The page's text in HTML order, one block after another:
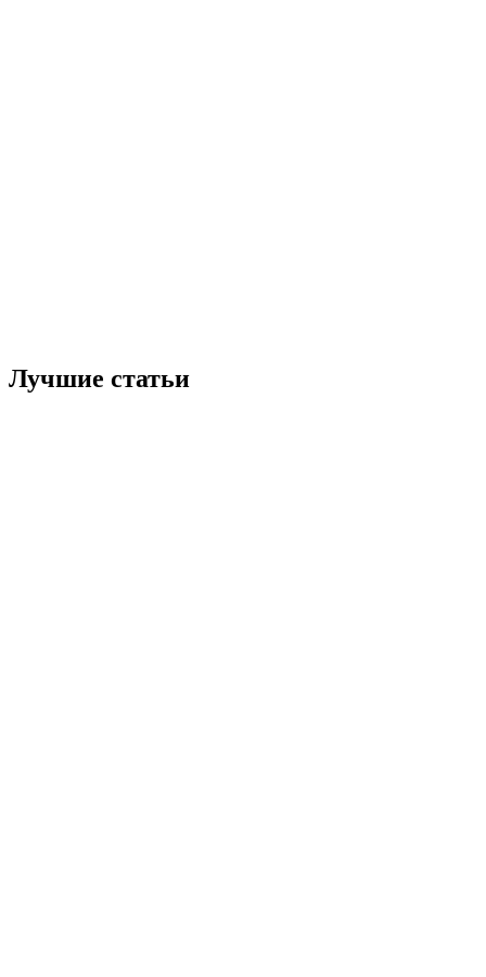
Лучшие статьи